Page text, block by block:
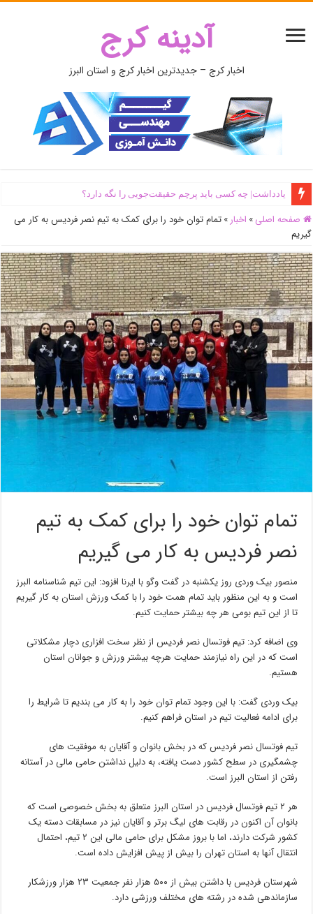
آدینه کرج
اخبار کرج – جدیدترین اخبار کرج و استان البرز
یادداشت| ‌چه کسی باید پرچم حقیقت‌جویی را نگه دارد؟
صفحه اصلی » اخبار » تمام توان خود را برای کمک به تیم نصر فردیس به کار می
گیریم
تمام توان خود را برای کمک به تیم
نصر فردیس به کار می گیریم
منصور بیک وردی روز یکشنبه در گفت وگو با ایرنا افزود: این تیم شناسنامه البرز
است و به این منظور باید تمام همت خود را با کمک ورزش استان به کار گیریم
تا از این تیم بومی هر چه بیشتر حمایت کنیم.
وی اضافه کرد: تیم فوتسال نصر فردیس از نظر سخت افزاری دچار مشکلاتی
است که در این راه نیازمند حمایت هرچه بیشتر ورزش و جوانان استان
هستیم.
بیک وردی گفت: با این وجود تمام توان خود را به کار می بندیم تا شرایط را
برای ادامه فعالیت تیم در استان فراهم کنیم.
تیم فوتسال نصر فردیس که در بخش بانوان و آقایان به موفقیت های
چشمگیری در سطح کشور دست یافته، به دلیل نداشتن حامی مالی در آستانه
رفتن از استان البرز است.
هر ۲ تیم فوتسال فردیس در استان البرز متعلق به بخش خصوصی است که
بانوان آن اکنون در رقابت های لیگ برتر و آقایان نیز در مسابقات دسته یک
کشور شرکت دارند، اما با بروز مشکل برای حامی مالی این ۲ تیم، احتمال
انتقال آنها به استان تهران را بیش از پیش افزایش داده است.
شهرستان فردیس با داشتن بیش از ۵۰۰ هزار نفر جمعیت ۲۳ هزار ورزشکار
سازماندهی شده در رشته های مختلف ورزشی دارد.